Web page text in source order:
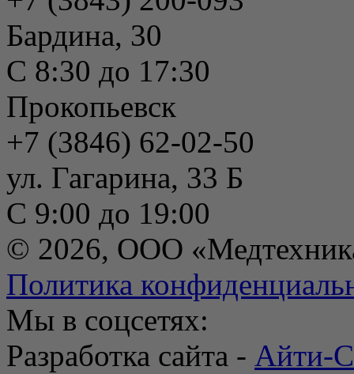
Бардина, 30
С 8:30 до 17:30
Прокопьевск
+7 (3846) 62-02-50
ул. Гагарина, 33 Б
С 9:00 до 19:00
© 2026, ООО
Политика
Мы в соцсетях:
Разработка сайта - Айти-